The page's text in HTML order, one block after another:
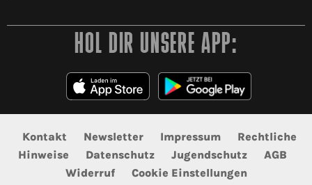
HOL DIR UNSERE APP:
Kontakt Newsletter Impressum
Rechtliche
Hinweise
Datenschutz Jugendschutz
AGB
Widerruf
Cookie Einstellungen